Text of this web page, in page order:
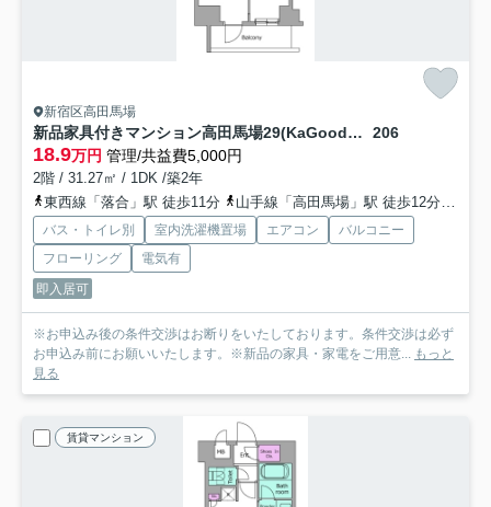
新宿区高田馬場
新品家具付きマンション高田馬場29(KaGood東京) 206
18.9万円 管理/共益費5,000円
2階 / 31.27㎡ / 1DK /築2年
東西線「落合」駅 徒歩11分
山手線「高田馬場」駅 徒歩12分
バス・トイレ別 室内洗濯機置場 エアコン
バルコニー
フローリング
電気有
即入居可
※お申込み後の条件交渉はお断りをいたしております。条件交渉は必ず
お申込み前にお願いいたします。※新品の家具・家電をご用意... もっと
見る
賃貸マンション